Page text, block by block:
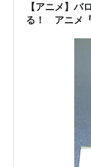
【アニメ】バ
る！ アニメ『